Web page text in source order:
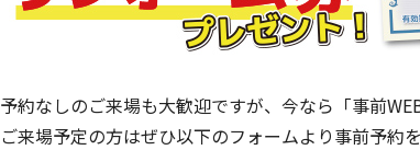
予約なしのご来場も大歓迎ですが、今なら「事前
ご来場予定の方はぜひ以下のフォームより事前予約